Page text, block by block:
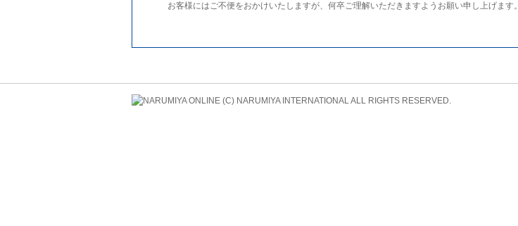
お客様にはご不便をおかけいたしますが、何卒ご理解いただきますようお願い申し上げます。